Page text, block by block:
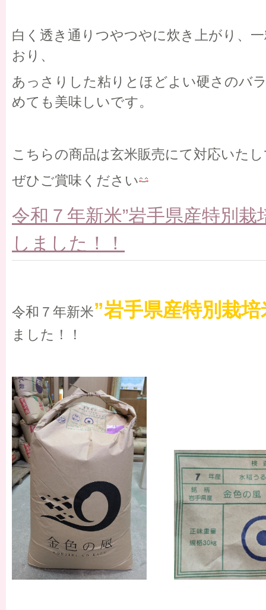
白く透き通りつやつやに炊き上がり、
おり、
あっさりした粘りとほどよい硬さのバ
めても美味しいです。
こちらの商品は玄米販売にて対応いた
ぜひご賞味ください
令和７年新米”岩手県産特別栽
しました！！
令和７年新米”岩手県産特別栽
ました！！